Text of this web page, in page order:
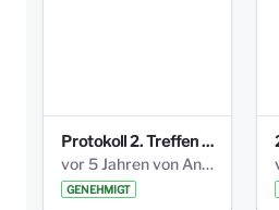
Protokoll 2. Treffen 20140315 AG Bismarckplatz.pdf
vor 5 Jahren von Anni Schlumberger
GENEHMIGT